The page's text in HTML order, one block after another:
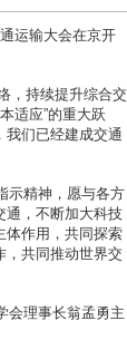
运输大会在京开
，持续提升综合交
适应”的重大跃
我们已经建成交通
示精神，愿与各方
通，不断加大科技
体作用，共同探索
，共同推动世界交
理事长翁孟勇主